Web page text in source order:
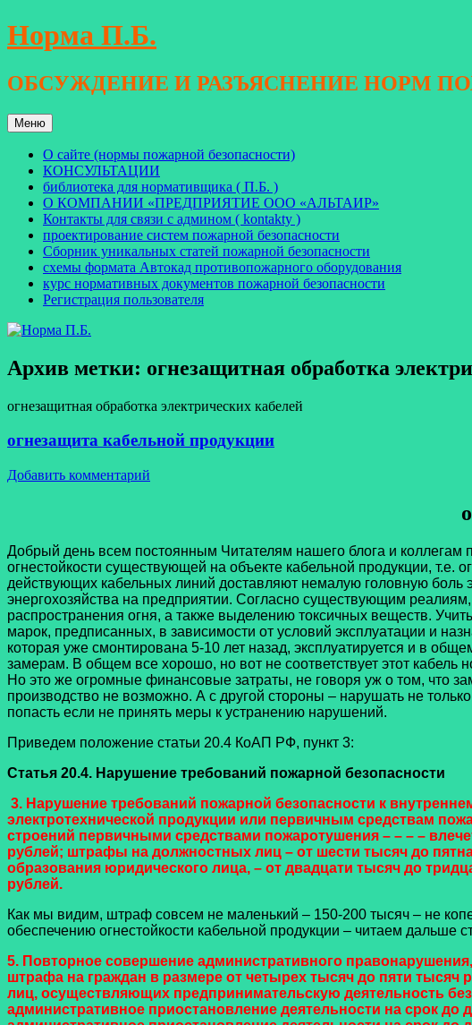
Перейти
к
Норма П.Б.
ОБСУЖДЕНИЕ И РАЗЪЯСНЕНИЕ НОРМ
Меню
О сайте (нормы пожарной безопасности)
КОНСУЛЬТАЦИИ
библиотека для нормативщика ( П.Б. )
О КОМПАНИИ «ПРЕДПРИЯТИЕ ООО «АЛЬТАИР»
Контакты для связи с админом ( kontakty )
проектирование систем пожарной безопасности
Сборник уникальных статей пожарной безопасности
схемы формата Автокад противопожарного оборудования
курс нормативных документов пожарной безопасности
Регистрация пользователя
Архив метки: огнезащитная обработка
огнезащитная обработка электрических кабелей
огнезащита кабельной продукции
Добавить комментарий
Добрый день всем постоянным Читателям нашего блога и
огнестойкости существующей на объекте кабельной продукции,
действующих кабельных линий доставляют немалую головную
энергохозяйства на предприятии. Согласно существующим
распространения огня, а также выделению токсичных веществ.
марок, предписанных, в зависимости от условий эксплуатации и
которая уже смонтирована 5-10 лет назад, эксплуатируется и в
замерам. В общем все хорошо, но вот не соответствует этот кабель
Но это же огромные финансовые затраты, не говоря уж о том, что
производство не возможно. А с другой стороны – нарушать не
попасть если не принять меры к устранению нарушений.
Приведем положение статьи 20.4 КоАП РФ, пункт 3:
Статья 20.4. Нарушение требований пожарной безопасности
3. Нарушение требований пожарной безопасности к
электротехнической продукции или первичным средствам
строений первичными средствами пожаротушения – – – –
рублей; штрафы на должностных лиц – от шести тысяч до
образования юридического лица, – от двадцати тысяч до
рублей.
Как мы видим, штраф совсем не маленький – 150-200 тысяч – не
обеспечению огнестойкости кабельной продукции – читаем дальше
5. Повторное совершение административного
штрафа на граждан в размере от четырех тысяч до пяти
лиц, осуществляющих предпринимательскую деятельность
административное приостановление деятельности на срок